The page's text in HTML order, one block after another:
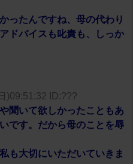
ったんですね、母の代わり
ドバイスも叱責も、しっか
)09:51:32 ID:???
聞いて欲しかったこともあ
です。だから母のことを辱
も大切にいただいていきま